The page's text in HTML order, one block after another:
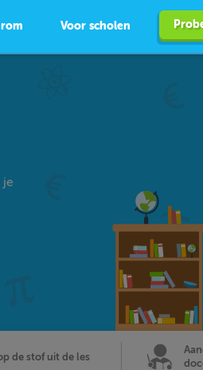
Voor scholen
je
de stof uit de les